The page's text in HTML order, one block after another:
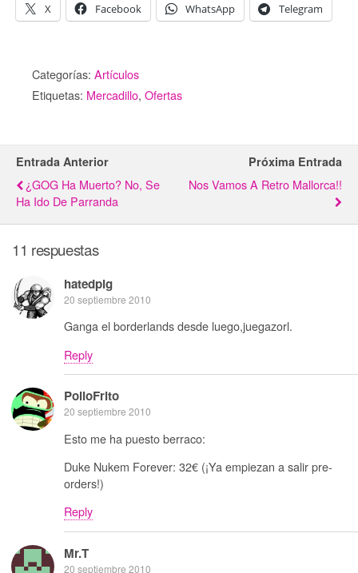
X Facebook WhatsApp Telegram
Categorías: Artículos
Etiquetas: Mercadillo, Ofertas
Entrada Anterior
¿GOG Ha Muerto? No, Se
Ha Ido De Parranda
Próxima Entrada
Nos Vamos A Retro Mallorca!!
11 respuestas
hatedpig
20 septiembre 2010
Ganga el borderlands desde luego,juegazorl.
Reply
PolloFrito
20 septiembre 2010
Esto me ha puesto berraco:
Duke Nukem Forever: 32€ (¡Ya empiezan a salir pre-
orders!)
Reply
Mr.T
20 septiembre 2010